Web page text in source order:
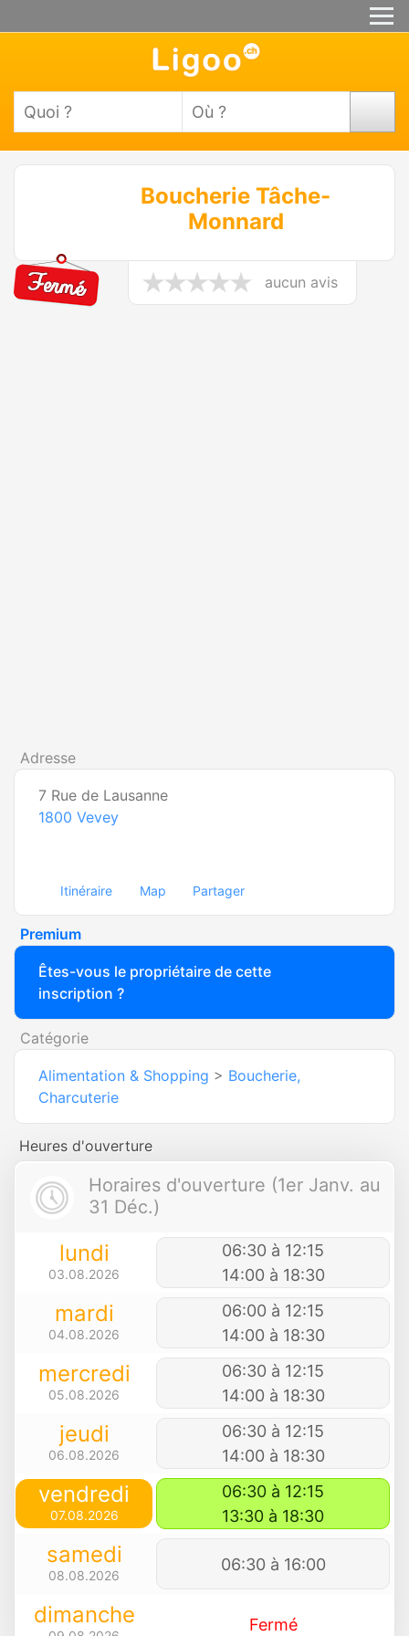
Boucherie Tâche-
Monnard
aucun avis
Adresse
7 Rue de Lausanne
1800 Vevey
Itinéraire Map Partager
Premium
Êtes-vous le propriétaire de cette
inscription ?
Catégorie
Alimentation & Shopping > Boucherie,
Charcuterie
Heures d'ouverture
Horaires d'ouverture (1er Janv. au
31 Déc.)
lundi
03.08.2026
06:30 à 12:15
14:00 à 18:30
mardi
04.08.2026
06:00 à 12:15
14:00 à 18:30
mercredi
05.08.2026
06:30 à 12:15
14:00 à 18:30
jeudi
06.08.2026
06:30 à 12:15
14:00 à 18:30
vendredi
07.08.2026
06:30 à 12:15
13:30 à 18:30
samedi
08.08.2026
06:30 à 16:00
dimanche Fermé